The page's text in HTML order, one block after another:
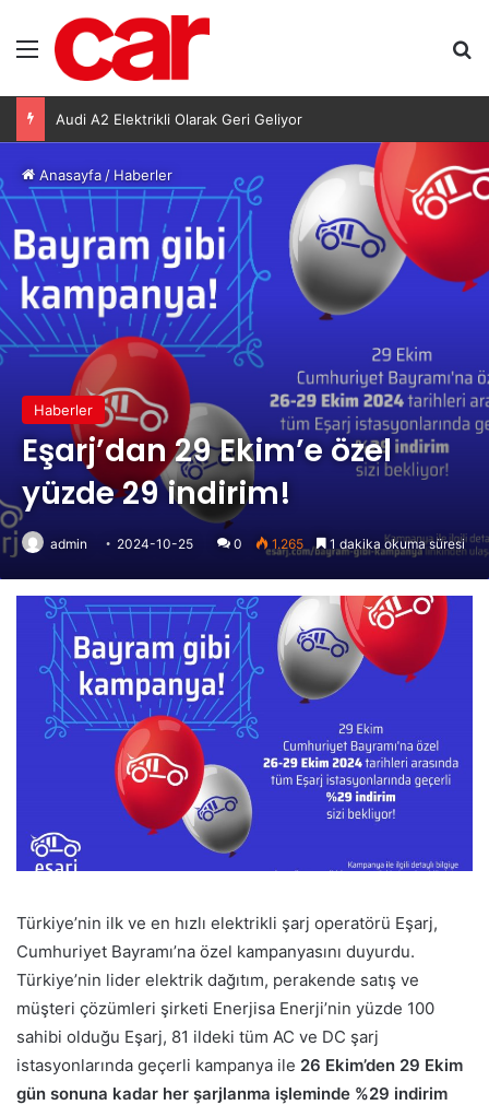
Menü
Audi A2 Elektrikli Olarak Geri Geliyor
Anasayfa /Haberler
Haberler
Eşarj’dan 29 Ekim’e özel
yüzde 29 indirim!
admin 2024-10-25 0 1.265 1 dakika okuma süresi
Türkiye’nin ilk ve en hızlı elektrikli şarj operatörü Eşarj,
Cumhuriyet Bayramı’na özel kampanyasını duyurdu.
Türkiye’nin lider elektrik dağıtım, perakende satış ve
müşteri çözümleri şirketi Enerjisa Enerji’nin yüzde 100
sahibi olduğu Eşarj, 81 ildeki tüm AC ve DC şarj
istasyonlarında geçerli kampanya ile 26 Ekim’den 29 Ekim
gün sonuna kadar her şarjlanma işleminde %29 indirim